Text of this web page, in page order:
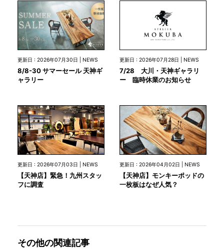
更新日 : 2026年07月30日 | NEWS
8/8-30 サマーセール 天神ギ
ャラリー
更新日 : 2026年07月28日 | NEWS
7/28 大川・天神ギャラリ
ー 臨時休業のお知らせ
更新日 : 2026年07月03日 | NEWS
【天神店】緊急！九州スタッ
フに調査
更新日 : 2026年04月02日 | NEWS
【天神店】モンキーポッドの
一枚板はなぜ人気？
その他の関連記事